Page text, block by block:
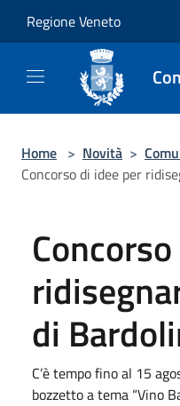
Regione Veneto
Home > Novità >
Concorso di idee per
di
C’è tempo fino al 15
bozzetto a tema “Vino